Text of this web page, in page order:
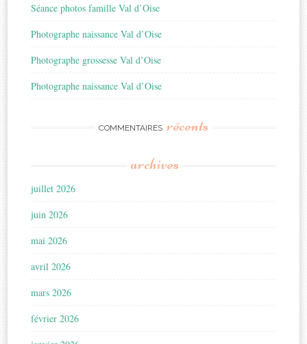
Séance photos famille Val d’Oise
Photographe naissance Val d’Oise
Photographe grossesse Val d’Oise
Photographe naissance Val d’Oise
COMMENTAIRES récents
archives
juillet 2026
juin 2026
mai 2026
avril 2026
mars 2026
février 2026